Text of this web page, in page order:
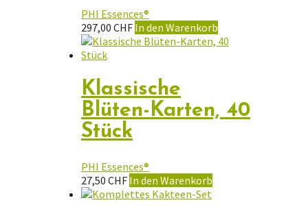
PHI Essences®
297,00 CHF In den Warenkorb
Klassische
Blüten-Karten, 40
Stück
PHI Essences®
27,50 CHF In den Warenkorb